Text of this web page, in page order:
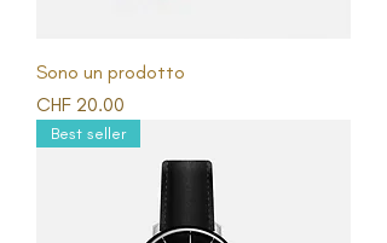
Sono un prodotto
Prezzo
CHF 20.00
Best seller